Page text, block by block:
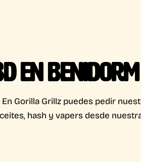
EN BENIDORM
Gorilla Grillz puedes pedir
hash y vapers desde